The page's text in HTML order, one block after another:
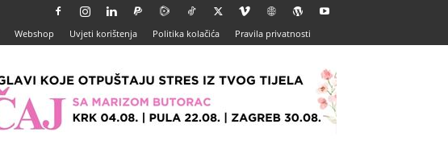
Webshop Uvjeti korištenja Politika kolačića Pravila privatnosti